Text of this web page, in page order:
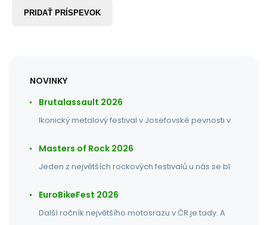
PRIDAŤ PRÍSPEVOK
NOVINKY
Brutalassault 2026
Ikonický metalový festival v Josefovské pevnosti v
Masters of Rock 2026
Jeden z největších rockových festivalů u nás se bl
EuroBikeFest 2026
Další ročník největšího motosrazu v ČR je tady. A